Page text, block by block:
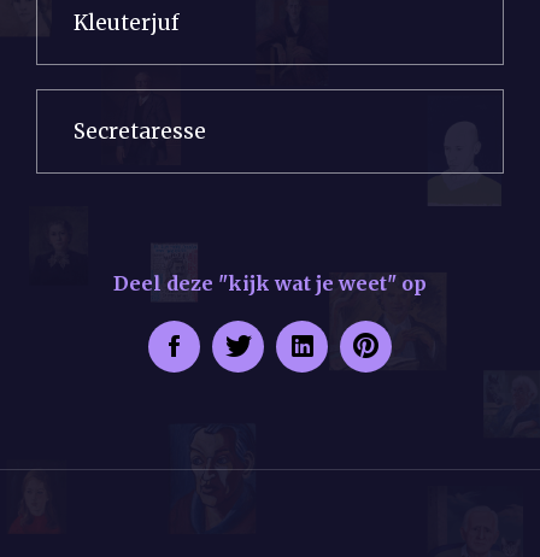
Kleuterjuf
Secretaresse
Deel deze "kijk wat je weet" op